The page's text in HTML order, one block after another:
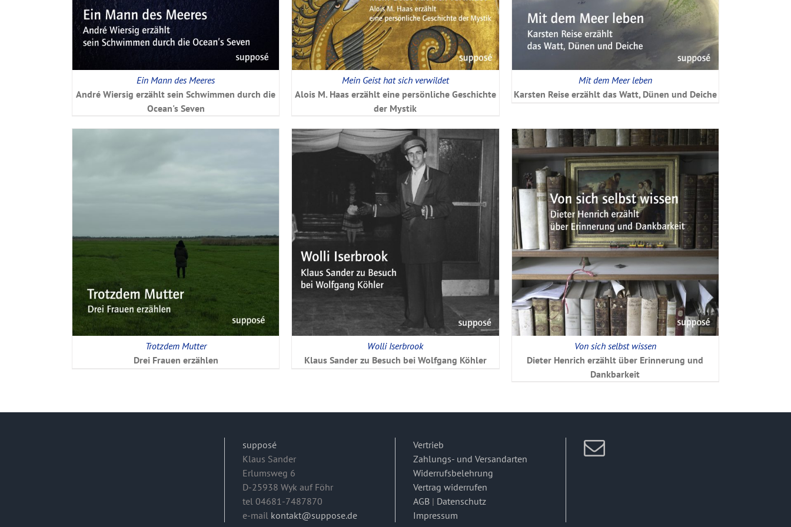
Ein Mann des Meeres
André Wiersig erzählt sein Schwimmen durch die
Ocean's Seven
Mein Geist hat sich verwildet
Alois M. Haas erzählt eine persönliche Geschichte
der Mystik
Mit dem Meer leben
Karsten Reise erzählt das Watt, Dünen und Deiche
Trotzdem Mutter
Drei Frauen erzählen
Wolli Iserbrook
Klaus Sander zu Besuch bei Wolfgang Köhler
Von sich selbst wissen
Dieter Henrich erzählt über Erinnerung und
Dankbarkeit
supposé
Klaus Sander
Erlumsweg 6
D-25938 Wyk auf Föhr
tel 04681-7487870
e-mail kontakt@suppose.de
Vertrieb
Zahlungs- und Versandarten
Widerrufsbelehrung
Vertrag widerrufen
AGB | Datenschutz
Impressum